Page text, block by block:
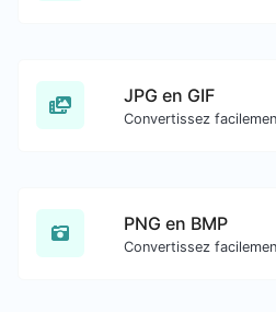
JPG en GIF
PNG en BMP